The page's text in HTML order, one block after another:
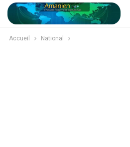
Accueil National